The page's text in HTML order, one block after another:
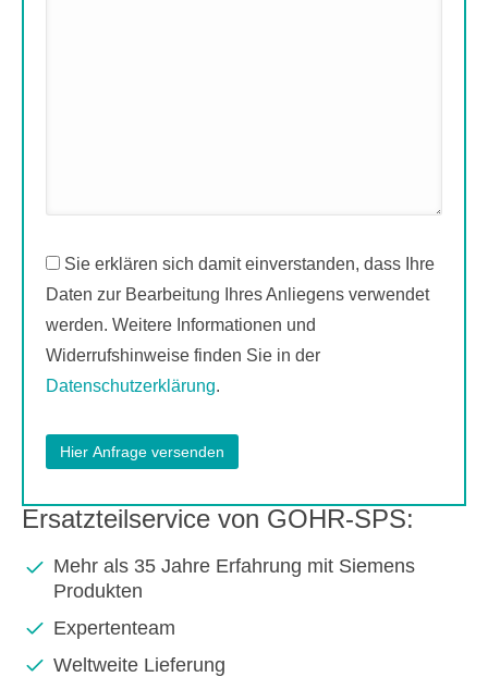
Sie erklären sich damit einverstanden, dass Ihre
Daten zur Bearbeitung Ihres Anliegens verwendet
werden. Weitere Informationen und
Widerrufshinweise finden Sie in der
Datenschutzerklärung.
Ersatzteilservice von GOHR-SPS:
Mehr als 35 Jahre Erfahrung mit Siemens
Produkten
Expertenteam
Weltweite Lieferung